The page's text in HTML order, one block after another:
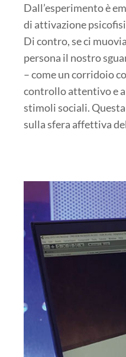
Dall’esperimento è
di attivazione
Di contro, se ci
persona il nostro
– come un corridoio
controllo attentivo e
stimoli sociali.
sulla sfera affettiva